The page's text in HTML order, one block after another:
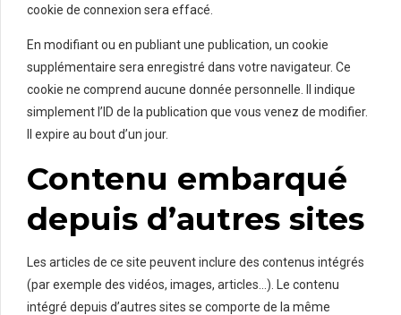
cookie de connexion sera effacé.
En modifiant ou en publiant une publication, un cookie
supplémentaire sera enregistré dans votre navigateur. Ce
cookie ne comprend aucune donnée personnelle. Il indique
simplement l’ID de la publication que vous venez de modifier.
Il expire au bout d’un jour.
Contenu embarqué
depuis d’autres sites
Les articles de ce site peuvent inclure des contenus intégrés
(par exemple des vidéos, images, articles…). Le contenu
intégré depuis d’autres sites se comporte de la même